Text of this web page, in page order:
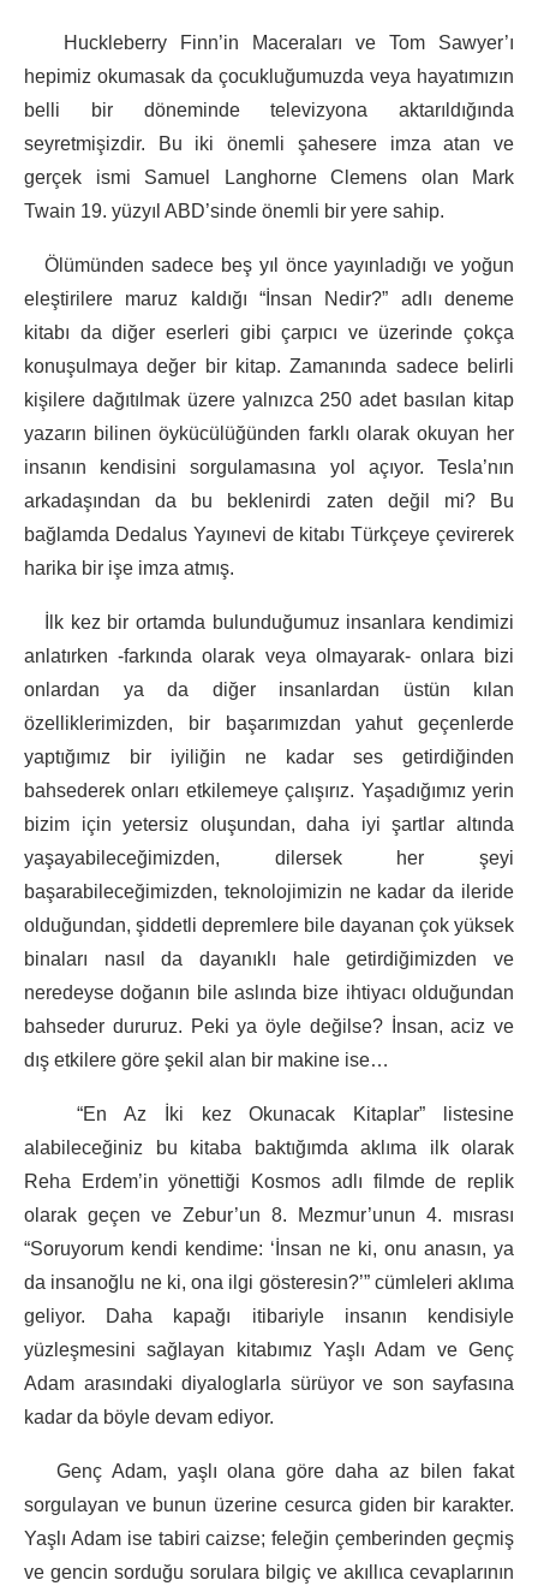
Huckleberry Finn’in Maceraları ve Tom Sawyer’ı
hepimiz okumasak da çocukluğumuzda veya hayatımızın
belli bir döneminde televizyona aktarıldığında
seyretmişizdir. Bu iki önemli şahesere imza atan ve
gerçek ismi Samuel Langhorne Clemens olan Mark
Twain 19. yüzyıl ABD’sinde önemli bir yere sahip.
Ölümünden sadece beş yıl önce yayınladığı ve yoğun
eleştirilere maruz kaldığı “İnsan Nedir?” adlı deneme
kitabı da diğer eserleri gibi çarpıcı ve üzerinde çokça
konuşulmaya değer bir kitap. Zamanında sadece belirli
kişilere dağıtılmak üzere yalnızca 250 adet basılan kitap
yazarın bilinen öykücülüğünden farklı olarak okuyan her
insanın kendisini sorgulamasına yol açıyor. Tesla’nın
arkadaşından da bu beklenirdi zaten değil mi? Bu
bağlamda Dedalus Yayınevi de kitabı Türkçeye çevirerek
harika bir işe imza atmış.
İlk kez bir ortamda bulunduğumuz insanlara kendimizi
anlatırken -farkında olarak veya olmayarak- onlara bizi
onlardan ya da diğer insanlardan üstün kılan
özelliklerimizden, bir başarımızdan yahut geçenlerde
yaptığımız bir iyiliğin ne kadar ses getirdiğinden
bahsederek onları etkilemeye çalışırız. Yaşadığımız yerin
bizim için yetersiz oluşundan, daha iyi şartlar altında
yaşayabileceğimizden, dilersek her şeyi
başarabileceğimizden, teknolojimizin ne kadar da ileride
olduğundan, şiddetli depremlere bile dayanan çok yüksek
binaları nasıl da dayanıklı hale getirdiğimizden ve
neredeyse doğanın bile aslında bize ihtiyacı olduğundan
bahseder dururuz. Peki ya öyle değilse? İnsan, aciz ve
dış etkilere göre şekil alan bir makine ise…
“En Az İki kez Okunacak Kitaplar” listesine
alabileceğiniz bu kitaba baktığımda aklıma ilk olarak
Reha Erdem’in yönettiği Kosmos adlı filmde de replik
olarak geçen ve Zebur’un 8. Mezmur’unun 4. mısrası
“Soruyorum kendi kendime: ‘İnsan ne ki, onu anasın, ya
da insanoğlu ne ki, ona ilgi gösteresin?’” cümleleri aklıma
geliyor. Daha kapağı itibariyle insanın kendisiyle
yüzleşmesini sağlayan kitabımız Yaşlı Adam ve Genç
Adam arasındaki diyaloglarla sürüyor ve son sayfasına
kadar da böyle devam ediyor.
Genç Adam, yaşlı olana göre daha az bilen fakat
sorgulayan ve bunun üzerine cesurca giden bir karakter.
Yaşlı Adam ise tabiri caizse; feleğin çemberinden geçmiş
ve gencin sorduğu sorulara bilgiç ve akıllıca cevaplarının